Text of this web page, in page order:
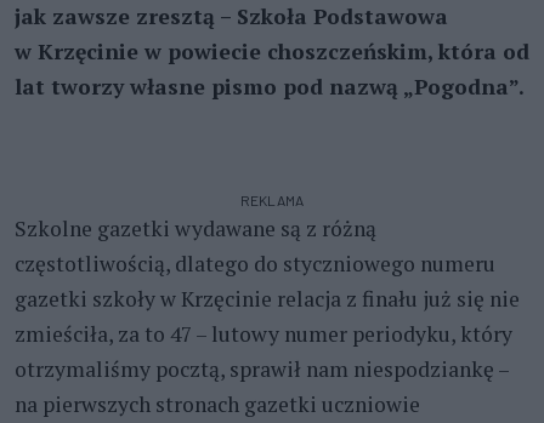
jak zawsze zresztą – Szkoła Podstawowa
w Krzęcinie w powiecie choszczeńskim, która od
lat tworzy własne pismo pod nazwą „Pogodna”.
REKLAMA
Szkolne gazetki wydawane są z różną
częstotliwością, dlatego do styczniowego numeru
gazetki szkoły w Krzęcinie relacja z finału już się nie
zmieściła, za to 47 – lutowy numer periodyku, który
otrzymaliśmy pocztą, sprawił nam niespodziankę –
na pierwszych stronach gazetki uczniowie